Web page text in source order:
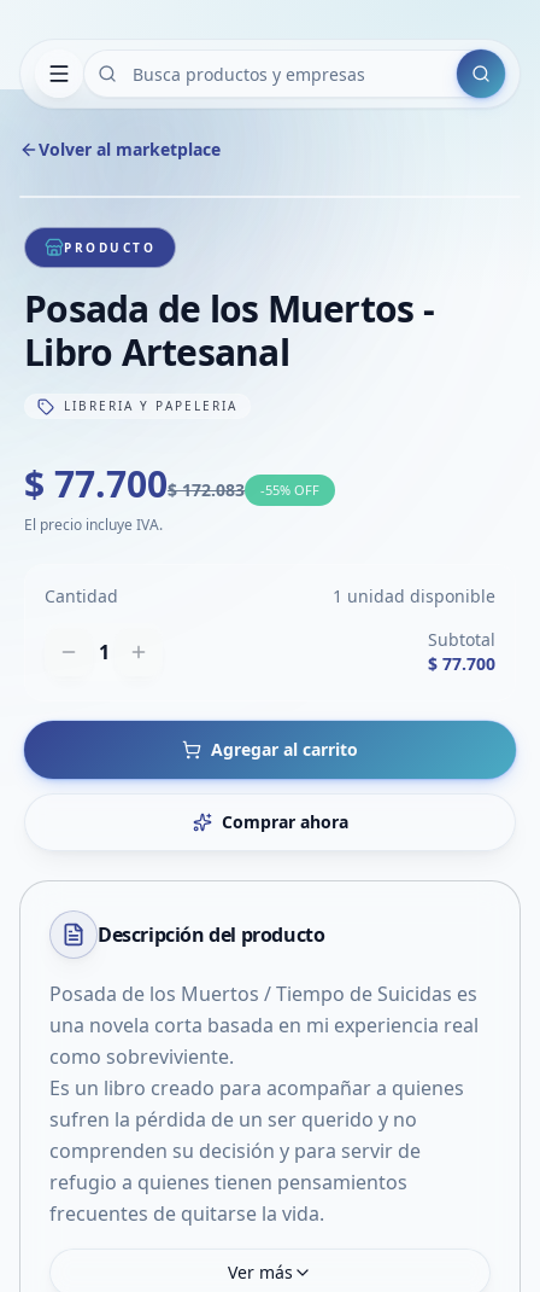
Buscar
Volver al marketplace
1/1
PRODUCTO
Posada de los Muertos -
Libro Artesanal
LIBRERIA Y PAPELERIA
$ 77.700$ 172.083 -55% OFF
El precio incluye IVA.
Cantidad 1 unidad disponible
1
Subtotal
$ 77.700
Agregar al carrito
Comprar ahora
Descripción del producto
Posada de los Muertos / Tiempo de Suicidas es
una novela corta basada en mi experiencia real
como sobreviviente.
Es un libro creado para acompañar a quienes
sufren la pérdida de un ser querido y no
comprenden su decisión y para servir de
refugio a quienes tienen pensamientos
Ver más